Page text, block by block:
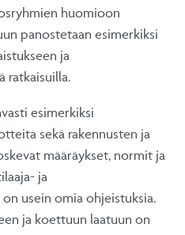
huomioon
panostetaan esimerkiksi
ja
ratkaisuilla.
esimerkiksi
sekä rakennusten ja
määräykset, normit ja
ja
usein omia ohjeistuksia.
ja koettuun laatuun on